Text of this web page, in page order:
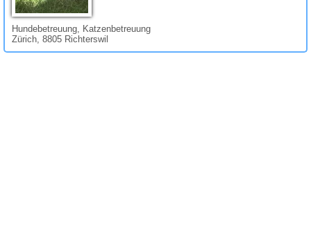
Hundebetreuung, Katzenbetreuung
Zürich, 8805 Richterswil